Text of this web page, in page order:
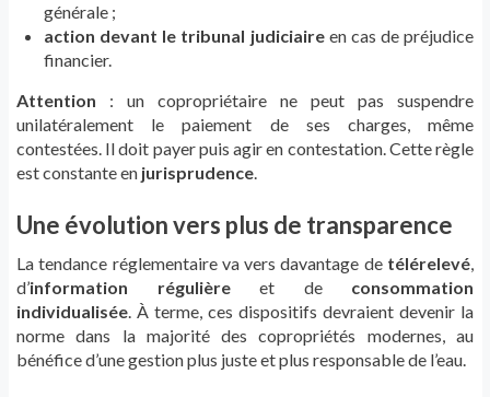
générale ;
action devant le tribunal judiciaireen cas de préjudice
financier.
Attention : un copropriétaire ne peut pas suspendre
unilatéralement le paiement de ses charges, même
contestées. Il doit payer puis agir en contestation. Cette règle
est constante en jurisprudence.
Une évolution vers plus de transparence
La tendance réglementaire va vers davantage de télérelevé,
d’information régulièreet de consommation
individualisée. À terme, ces dispositifs devraient devenir la
norme dans la majorité des copropriétés modernes, au
bénéfice d’une gestion plus juste et plus responsable de l’eau.